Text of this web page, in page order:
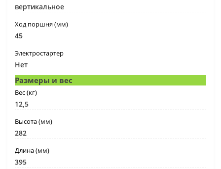
вертикальное
Ход поршня (мм)
45
Электростартер
Нет
Размеры и вес
Вес (кг)
12,5
Высота (мм)
282
Длина (мм)
395